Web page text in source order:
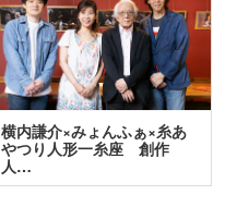
横内謙介×みょんふぁ×糸あ
やつり人形一糸座 創作
人…